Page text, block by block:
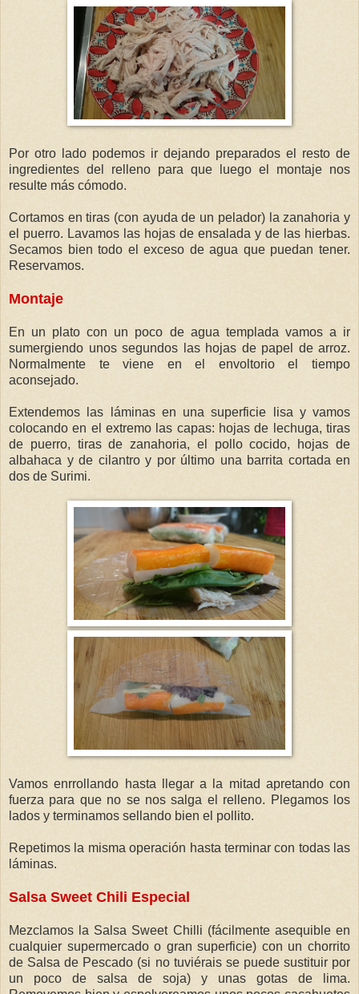
Por otro lado podemos ir dejando preparados el resto de
ingredientes del relleno para que luego el montaje nos
resulte más cómodo.
Cortamos en tiras (con ayuda de un pelador) la zanahoria y
el puerro. Lavamos las hojas de ensalada y de las hierbas.
Secamos bien todo el exceso de agua que puedan tener.
Reservamos.
Montaje
En un plato con un poco de agua templada vamos a ir
sumergiendo unos segundos las hojas de papel de arroz.
Normalmente te viene en el envoltorio el tiempo
aconsejado.
Extendemos las láminas en una superficie lisa y vamos
colocando en el extremo las capas: hojas de lechuga, tiras
de puerro, tiras de zanahoria, el pollo cocido, hojas de
albahaca y de cilantro y por último una barrita cortada en
dos de Surimi.
Vamos enrrollando hasta llegar a la mitad apretando con
fuerza para que no se nos salga el relleno. Plegamos los
lados y terminamos sellando bien el pollito.
Repetimos la misma operación hasta terminar con todas las
láminas.
Salsa Sweet Chili Especial
Mezclamos la Salsa Sweet Chilli (fácilmente asequible en
cualquier supermercado o gran superficie) con un chorrito
de Salsa de Pescado (si no tuviérais se puede sustituir por
un poco de salsa de soja) y unas gotas de lima.